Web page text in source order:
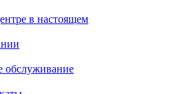
в настоящем
обслуживание